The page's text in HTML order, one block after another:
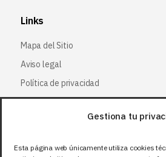
Gestiona tu
Esta página web únicamente utiliza cookies
Links
Mapa del Sitio
Aviso legal
Política de privacidad
Política de cookies
Síguenos